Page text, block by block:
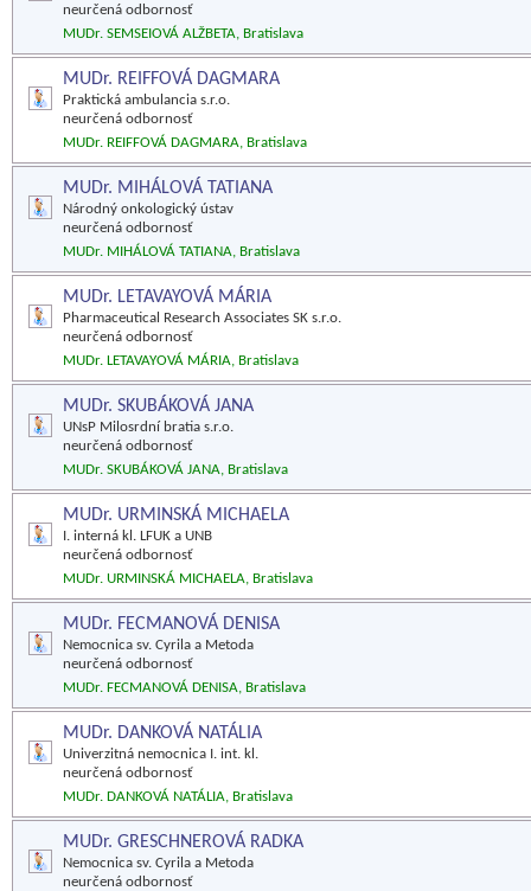
neurčená odbornosť
MUDr. SEMSEIOVÁ ALŽBETA, Bratislava
MUDr. REIFFOVÁ DAGMARA
Praktická ambulancia s.r.o.
neurčená odbornosť
MUDr. REIFFOVÁ DAGMARA, Bratislava
MUDr. MIHÁLOVÁ TATIANA
Národný onkologický ústav
neurčená odbornosť
MUDr. MIHÁLOVÁ TATIANA, Bratislava
MUDr. LETAVAYOVÁ MÁRIA
Pharmaceutical Research Associates SK s.r.o.
neurčená odbornosť
MUDr. LETAVAYOVÁ MÁRIA, Bratislava
MUDr. SKUBÁKOVÁ JANA
UNsP Milosrdní bratia s.r.o.
neurčená odbornosť
MUDr. SKUBÁKOVÁ JANA, Bratislava
MUDr. URMINSKÁ MICHAELA
I. interná kl. LFUK a UNB
neurčená odbornosť
MUDr. URMINSKÁ MICHAELA, Bratislava
MUDr. FECMANOVÁ DENISA
Nemocnica sv. Cyrila a Metoda
neurčená odbornosť
MUDr. FECMANOVÁ DENISA, Bratislava
MUDr. DANKOVÁ NATÁLIA
Univerzitná nemocnica I. int. kl.
neurčená odbornosť
MUDr. DANKOVÁ NATÁLIA, Bratislava
MUDr. GRESCHNEROVÁ RADKA
Nemocnica sv. Cyrila a Metoda
neurčená odbornosť